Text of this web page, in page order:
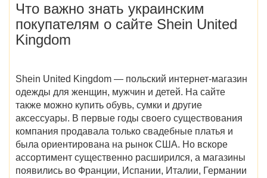
Что важно знать украинским
покупателям о сайте Shein United
Kingdom
Shein United Kingdom — польский интернет-магазин
одежды для женщин, мужчин и детей. На сайте
также можно купить обувь, сумки и другие
аксессуары. В первые годы своего существования
компания продавала только свадебные платья и
была ориентирована на рынок США. Но вскоре
ассортимент существенно расширился, а магазины
появились во Франции, Испании, Италии, Германии